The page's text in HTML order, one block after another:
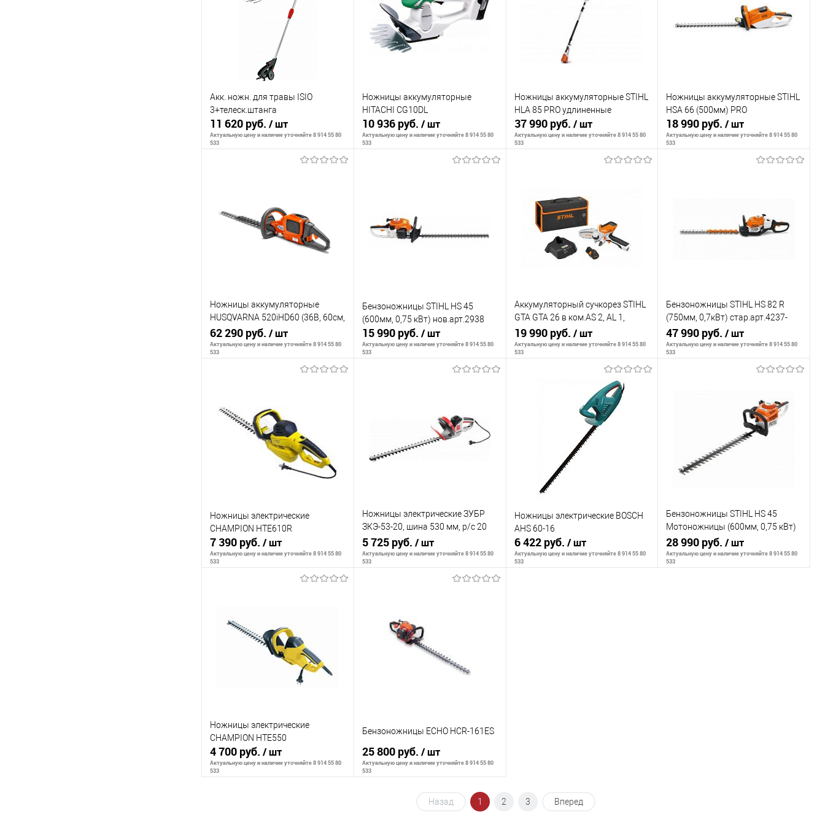
К сравнению
В избранное
В избранное
Акк. ножн. для травы ISIO
3+телеск.штанга
11 620 руб. / шт
Актуальную цену и наличие уточняйте 8 914 55 80
533
К сравнению
В избранное
Недоступно
Ножницы аккумуляторные
HITACHI CG10DL
10 936 руб. / шт
Актуальную цену и наличие уточняйте 8 914 55 80
533
К сравнению
В избранное
Ножницы аккумуляторные STIHL
HLA 85 PRO удлиненные
37 990 руб. / шт
Актуальную цену и наличие уточняйте 8 914 55 80
533
К сравнению
В избранное
Недоступно
Ножницы аккумуляторные STIHL
HSA 66 (500мм) PRO
18 990 руб./ шт
Актуальную цену и наличие уточняйте 8 914 55 80
533
Ножницы аккумуляторные
HUSQVARNA 520iHD60 (36В, 60см,
поворотная зад. рук
62 290 руб. / шт
Актуальную цену и наличие уточняйте 8 914 55 80
533
К сравнению
Недоступно
Бензоножницы STIHL HS 45
(600мм, 0,75 кВт) нов.арт.2938
15 990 руб. / шт
Актуальную цену и наличие уточняйте 8 914 55 80
533
В избранное
Аккумуляторный сучкорез STIHL
GTA GTA 26 в ком.AS 2, AL 1,
Multioil 50 мл
19 990 руб. / шт
Актуальную цену и наличие уточняйте 8 914 55 80
533
Сообщить о наличии
В избранное
Бензоножницы STIHL HS 82 R
(750мм, 0,7кВт) стар.арт.4237-
011-2941
47 990 руб./ шт
Актуальную цену и наличие уточняйте 8 914 55 80
533
Сообщить о наличии
В избранное
Ножницы электрические
CHAMPION HTE610R
7 390 руб. / шт
Актуальную цену и наличие уточняйте 8 914 55 80
533
К сравнению
Недоступно
Ножницы электрические ЗУБР
ЗКЭ-53-20, шина 530 мм, р/с 20
мм, электронный тормоз, 600 Вт
5 725 руб. / шт
Актуальную цену и наличие уточняйте 8 914 55 80
533
К сравнению
Недоступно
Ножницы электрические BOSCH
AHS 60-16
6 422 руб. / шт
Актуальную цену и наличие уточняйте 8 914 55 80
533
Бензоножницы STIHL HS 45
Мотоножницы (600мм, 0,75 кВт)
стар.арт.2925
28 990 руб./ шт
Актуальную цену и наличие уточняйте 8 914 55 80
533
Ножницы электрические
CHAMPION HTE550
4 700 руб. / шт
Актуальную цену и наличие уточняйте 8 914 55 80
533
Бензоножницы ECHO HCR-161ES
25 800 руб. / шт
Актуальную цену и наличие уточняйте 8 914 55 80
533
Назад 1 2 3 Вперед